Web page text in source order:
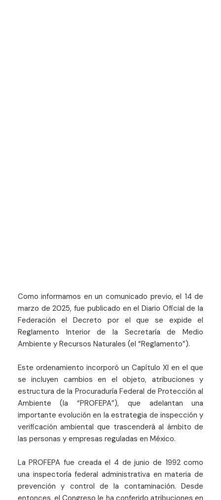
Como informamos en un comunicado previo, el 14 de
marzo de 2025, fue publicado en el Diario Oficial de la
Federación el Decreto por el que se expide el
Reglamento Interior de la Secretaría de Medio
Ambiente y Recursos Naturales (el “Reglamento”).
Este ordenamiento incorporó un Capítulo XI en el que
se incluyen cambios en el objeto, atribuciones y
estructura de la Procuraduría Federal de Protección al
Ambiente (la “PROFEPA”), que adelantan una
importante evolución en la estrategia de inspección y
verificación ambiental que trascenderá al ámbito de
las personas y empresas reguladas en México.
La PROFEPA fue creada el 4 de junio de 1992 como
una inspectoría federal administrativa en materia de
prevención y control de la contaminación. Desde
entonces, el Congreso le ha conferido atribuciones en